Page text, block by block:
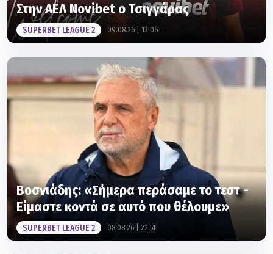
SUPERBET LEAGUE 2 09.08.26 | 13:06
Βοσνιάδης: «Σήμερα περάσαμε το τεστ -
Είμαστε κοντά σε αυτό που θέλουμε»
SUPERBET LEAGUE 2 08.08.26 | 22:51
SUPERBET LEAGUE 2